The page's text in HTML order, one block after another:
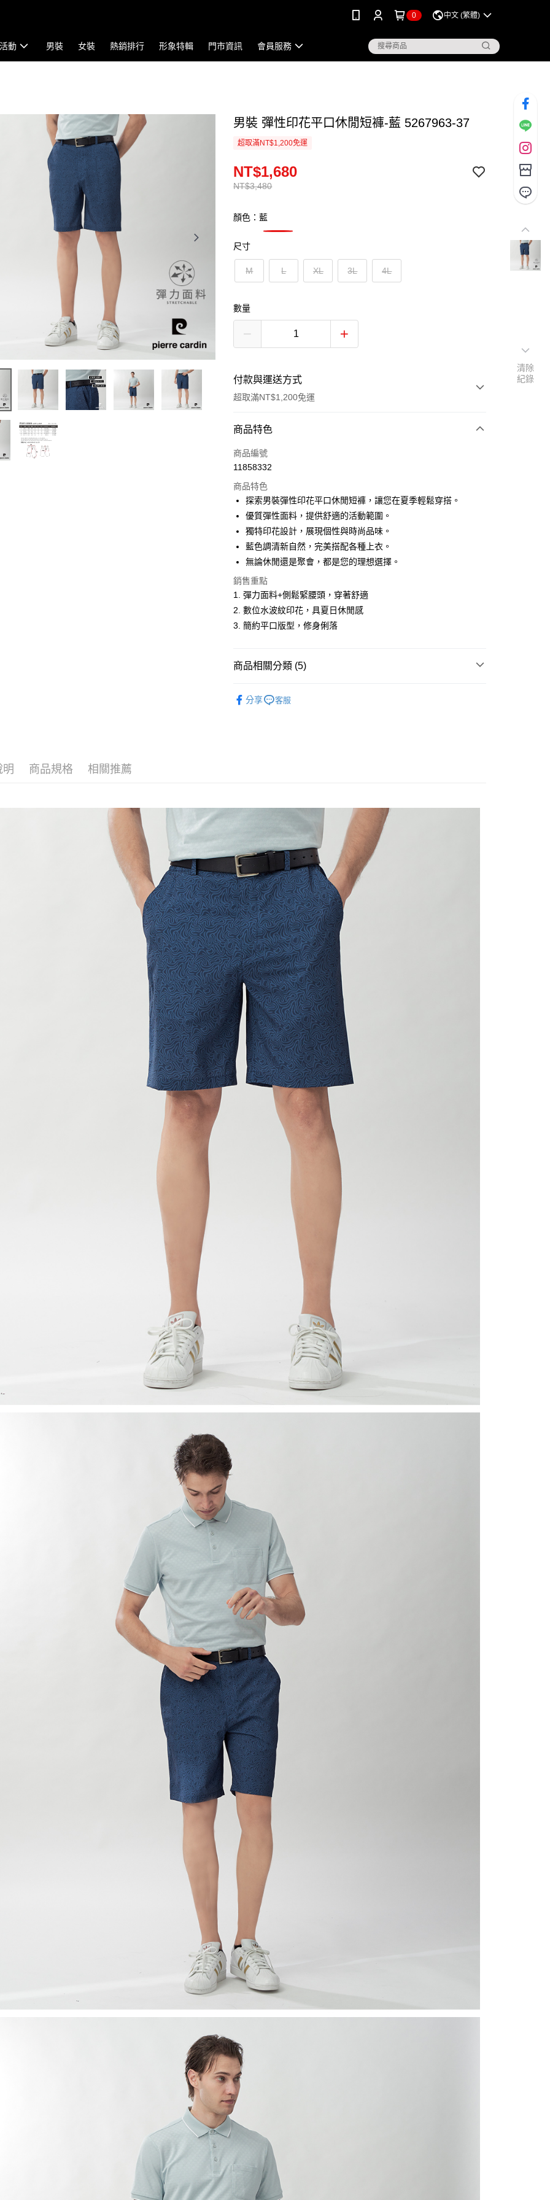
0 中文 (繁體)
動 男裝 女裝 熱銷排行 形象特輯 門市資訊 會員服務
男裝 彈性印花平口休閒短褲-藍 5267963-37
超取滿NT$1,200免運
NT$3,480
NT$1,680
顏色：藍
尺寸
M L XL 3L 4L
數量
付款與運送方式
超取滿NT$1,200免運
付款方式
信用卡一次付款
LINE Pay
Apple Pay
悠遊付
Google Pay
ATM付款
運送方式
每筆NT$60，滿NT$1,200(含以上)免運費
每筆NT$60，滿NT$1,200(含以上)免運費
7-11取貨付款
每筆NT$60，滿NT$1,200(含以上)免運費
付款後7-11取貨
每筆NT$60，滿NT$1,200(含以上)免運費
宅配(本島)
每筆NT$80，滿NT$1,200(含以上)免運費
宅配(離島)
每筆NT$80，滿NT$1,200(含以上)免運費
商品特色
商品編號
11858332
商品特色
探索男裝彈性印花平口休閒短褲，讓您在夏季輕鬆穿搭。
優質彈性面料，提供舒適的活動範圍。
獨特印花設計，展現個性與時尚品味。
藍色調清新自然，完美搭配各種上衣。
無論休閒還是聚會，都是您的理想選擇。
銷售重點
1. 彈力面料+側鬆緊腰頭，穿著舒適
2. 數位水波紋印花，具夏日休閒感
3. 簡約平口版型，修身俐落
商品相關分類 (5)
分享 客服
明 商品規格 相關推薦
清除
紀錄